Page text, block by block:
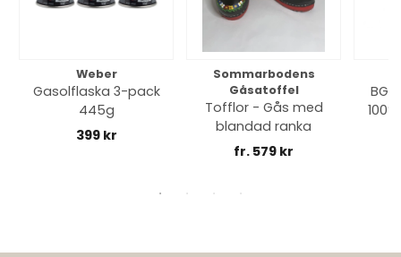
Weber
Gasolflaska 3-pack
445g
399 kr
Sommarbodens
Gåsatoffel
Tofflor - Gås med
blandad ranka
fr. 579 kr